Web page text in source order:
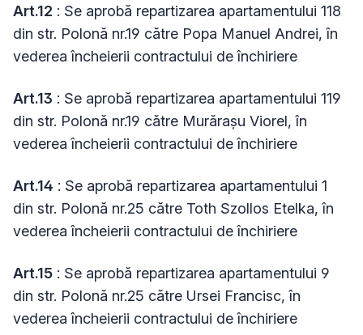
Art.12 : Se aprobă repartizarea apartamentului 118
din str. Polonă nr.19 către Popa Manuel Andrei, în
vederea încheierii contractului de închiriere
Art.13 : Se aprobă repartizarea apartamentului 119
din str. Polonă nr.19 către Murărașu Viorel, în
vederea încheierii contractului de închiriere
Art.14 : Se aprobă repartizarea apartamentului 1
din str. Polonă nr.25 către Toth Szollos Etelka, în
vederea încheierii contractului de închiriere
Art.15 : Se aprobă repartizarea apartamentului 9
din str. Polonă nr.25 către Ursei Francisc, în
vederea încheierii contractului de închiriere